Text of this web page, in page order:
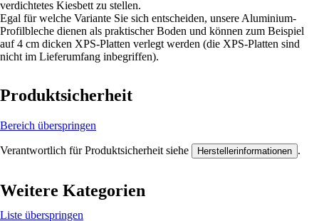
verdichtetes Kiesbett zu stellen.
Egal für welche Variante Sie sich entscheiden, unsere Aluminium-
Profilbleche dienen als praktischer Boden und können zum Beispiel
auf 4 cm dicken XPS-Platten verlegt werden (die XPS-Platten sind
nicht im Lieferumfang inbegriffen).
Produktsicherheit
Bereich überspringen
Verantwortlich für Produktsicherheit siehe Herstellerinformationen .
Weitere Kategorien
Liste überspringen